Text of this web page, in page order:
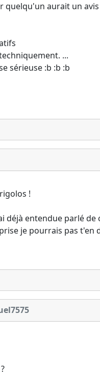
quelqu'un aurait un
...
sérieuse :b :b :b
!
déjà entendue parlé
je pourrais pas t'en